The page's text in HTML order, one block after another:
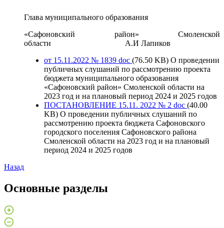
Глава муниципального образования
«Сафоновский район» Смоленской
области А.И Лапиков
от 15.11.2022 № 1839 doc (76.50 KB) О проведении
публичных слушаний по рассмотрению проекта
бюджета муниципального образования
«Сафоновский район» Смоленской области на
2023 год и на плановый период 2024 и 2025 годов
ПОСТАНОВЛЕНИЕ 15.11. 2022 № 2 doc (40.00
KB) О проведении публичных слушаний по
рассмотрению проекта бюджета Сафоновского
городского поселения Сафоновского района
Смоленской области на 2023 год и на плановый
период 2024 и 2025 годов
Назад
Основные разделы